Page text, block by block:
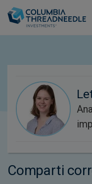
Comparti